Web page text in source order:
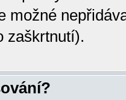
možné
zaškrtnutí).